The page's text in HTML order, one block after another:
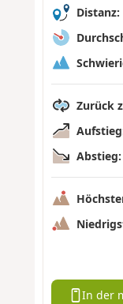
Distanz:
Zurück
Abstieg:
In der